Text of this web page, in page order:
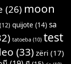
(26) moon
(12) quijote (14) sa
tatoeba (10) test
(33) zëri (17)